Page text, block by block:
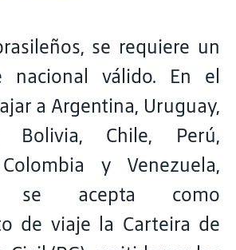
se requiere un
nacional válido. En el
a Argentina, Uruguay,
Bolivia, Chile, Perú,
y Venezuela,
se acepta como
de viaje la Carteira de